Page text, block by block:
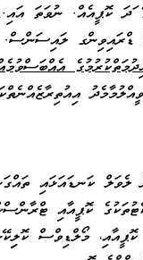
ފަދަ ކޮޕީއެއް. ނުވަތަ
ޑްރައިވިންގ ލައިސަންސް.
އެއްބަސްވުމެއް
ކަނޑައަޅައި
ކޮޕީއާއި
މޯލްޑިވްސް